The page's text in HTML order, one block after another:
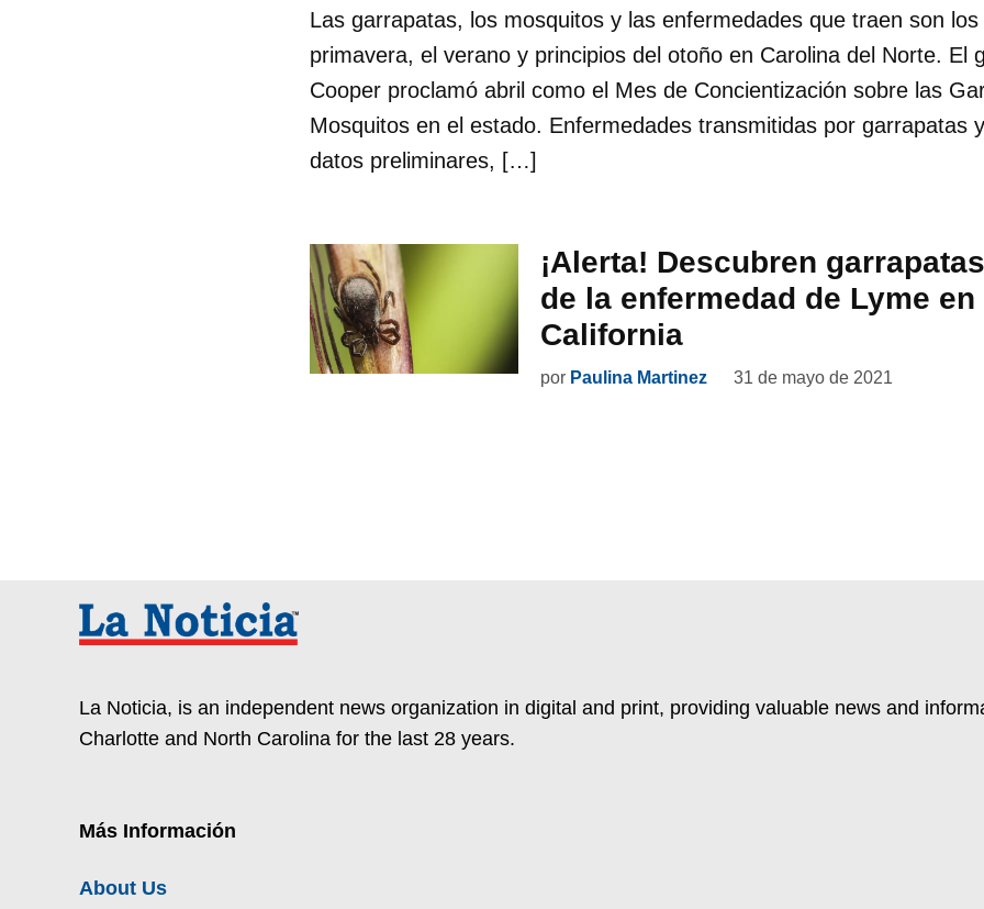
Las garrapatas, los mosquitos y las enfermedades que traen son
primavera, el verano y principios del otoño en Carolina del Norte. El
Cooper proclamó abril como el Mes de Concientización sobre las
Mosquitos en el estado. Enfermedades transmitidas por garrapatas
datos preliminares, […]
¡Alerta! Descubren
de la enfermedad de Lyme
California
por Paulina Martinez 31 de mayo de 2021
La Noticia, is an independent news organization in digital and print, providing valuable news and
Charlotte and North Carolina for the last 28 years.
Más Información
About Us